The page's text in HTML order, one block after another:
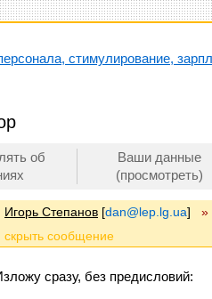
стимулирование,
об
Ваши данные
(просмотреть)
Игорь Степанов [dan@lep.lg.ua] »
сразу, без предисловий: